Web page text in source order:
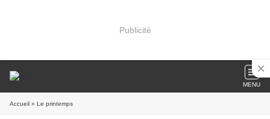
Publicité
MENU
Accueil » Le printemps